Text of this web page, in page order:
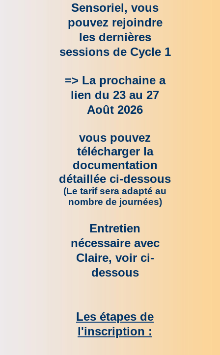
Sensoriel, vous
pouvez rejoindre
les dernières
sessions de Cycle 1
=> La prochaine a
lien du 23 au 27
Août 2026
vous pouvez
télécharger la
documentation
détaillée ci-dessous
(Le tarif sera adapté au
nombre de journées)
Entretien
nécessaire avec
Claire, voir ci-
dessous
Les étapes de
l'inscription :